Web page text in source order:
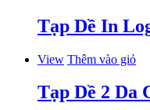
Tạp Dề In
View Thêm vào giỏ
Tạp Dề 2 Da